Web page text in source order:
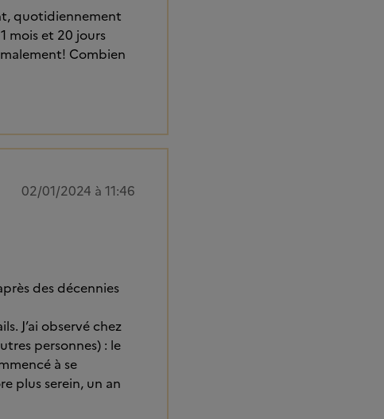
quotidiennement
mois et 20 jours
Combien
02/01/2024 à 11:46
des décennies
J’ai observé chez
personnes) : le
à se
plus serein, un an